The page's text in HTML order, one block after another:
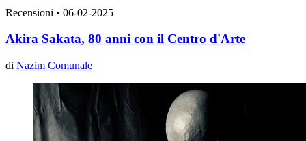
Recensioni • 06-02-2025
Akira Sakata, 80 anni con il Centro d'Arte
di Nazim Comunale